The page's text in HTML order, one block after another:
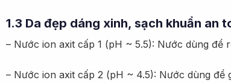
1.3 Da đẹp dáng xinh, sạch khuẩn an
– Nước ion axit cấp 1 (pH ~ 5.5): Nước dùng
– Nước ion axit cấp 2 (pH ~ 4.5): Nước dùng để